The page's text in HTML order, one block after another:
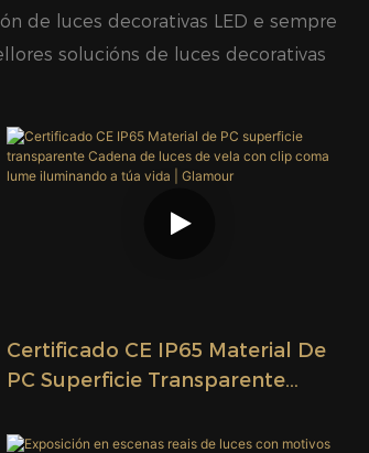
de luces decorativas LED e sempre
solucións de luces decorativas
Certificado CE IP65 Material De
PC Superficie Transparente
Clip Coma Lume Iluminando A